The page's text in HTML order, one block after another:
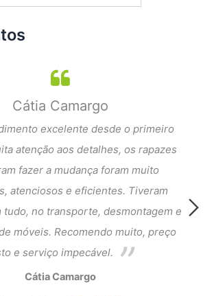
Cátia Camargo
excelente desde o primeiro
atenção aos detalhes, os rapazes
fazer a mudança foram muito
atenciosos e eficientes. Tiveram
tudo, no transporte, desmontagem e
móveis. Recomendo muito, preço
e serviço impecável.
Cátia Camargo